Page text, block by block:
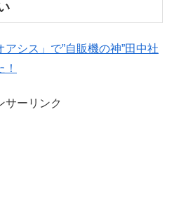
シス」で”自販機の神”田中社
サーリンク